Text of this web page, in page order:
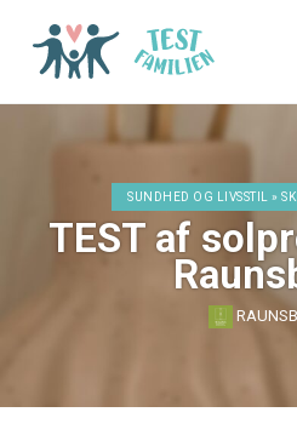
SUNDHED OG LIVSSTIL »
TEST af